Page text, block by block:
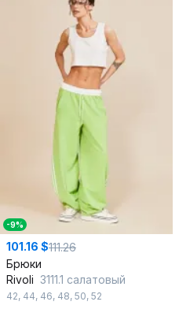
-9%
101.16 $111.26
Брюки
Rivoli 3111.1 салатовый
42, 44, 46, 48, 50, 52